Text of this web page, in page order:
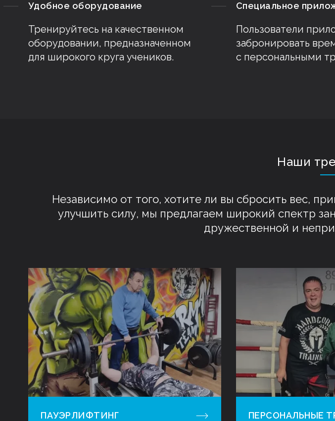
Удобное оборудование
Тренируйтесь на качественном
оборудовании, предназначенном
для широкого круга учеников.
Специальное
Пользователи
забронировать
с персональными
Наши
Независимо от того, хотите ли вы сбросить вес,
улучшить силу, мы предлагаем широкий спектр
дружественной и
ПАУЭРЛИФТИНГ ПЕРСОНАЛЬНЫЕ